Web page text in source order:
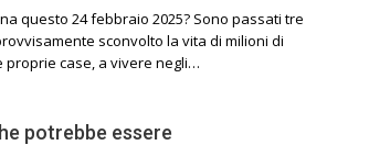
questo 24 febbraio 2025? Sono passati tre
sconvolto la vita di milioni di
case, a vivere negli…
potrebbe essere